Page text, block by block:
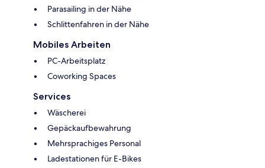
Parasailing in der Nähe
Schlittenfahren in der Nähe
Mobiles Arbeiten
PC-Arbeitsplatz
Coworking Spaces
Services
Wäscherei
Gepäckaufbewahrung
Mehrsprachiges Personal
Ladestationen für E-Bikes